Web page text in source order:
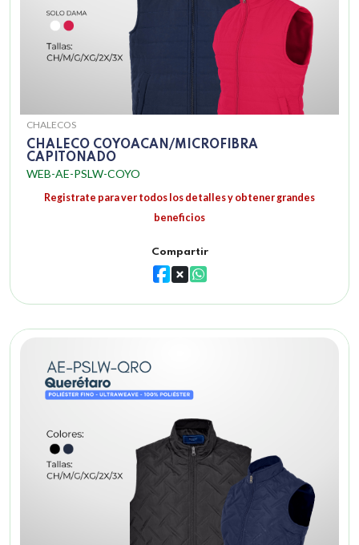
CHALECOS
CHALECO COYOACAN/MICROFIBRA
CAPITONADO
WEB-AE-PSLW-COYO
Registrate para ver todos los detalles y obtener grandes
beneficios
Compartir